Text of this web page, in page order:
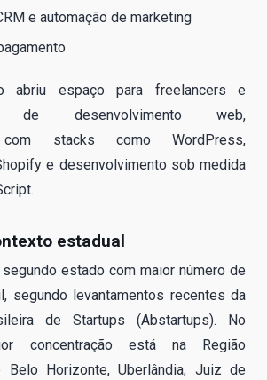
e automação de marketing
abriu espaço para freelancers e
de desenvolvimento web,
com stacks como WordPress,
e desenvolvimento sob medida
estadual
estado com maior número de
segundo levantamentos recentes da
de Startups (Abstartups). No
concentração está na Região
Belo Horizonte, Uberlândia, Juiz de